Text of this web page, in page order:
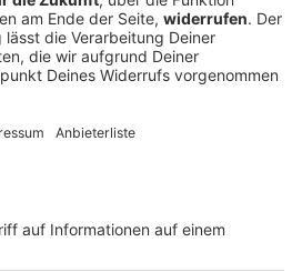
ein zufällig anwesender
Fahrer. Auch die Fahrerin